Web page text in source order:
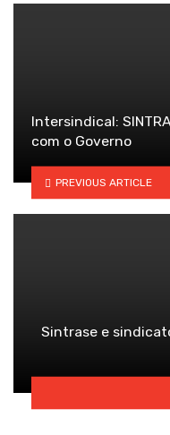
Intersindical:
com o Governo
PREVIOUS ARTICLE
Sintrase e